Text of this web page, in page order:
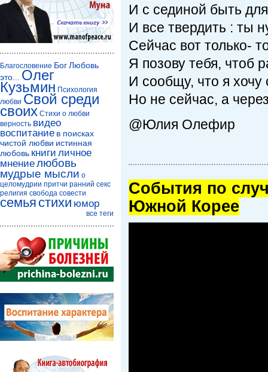
И с сединой быть
И все твердить : ты
Сейчас вот только-
Я позову тебя, чтоб
И сообщу, что я хочу
Но не сейчас, а
@Юлия Олефир
Cобытия по
Южной Корее
Благословение БогЛюбовь
это...
Олег
Кузьмин Психология
любви Свой среди
своих Стихи о любви
верность видео
воспитание в поисках
чистой любви истинная
любовь книги личное
мнениелюбовь
мудрые мысли о
целомудрии притчи ранний секс
религия свобода совести
семья стихи юмор
все теги